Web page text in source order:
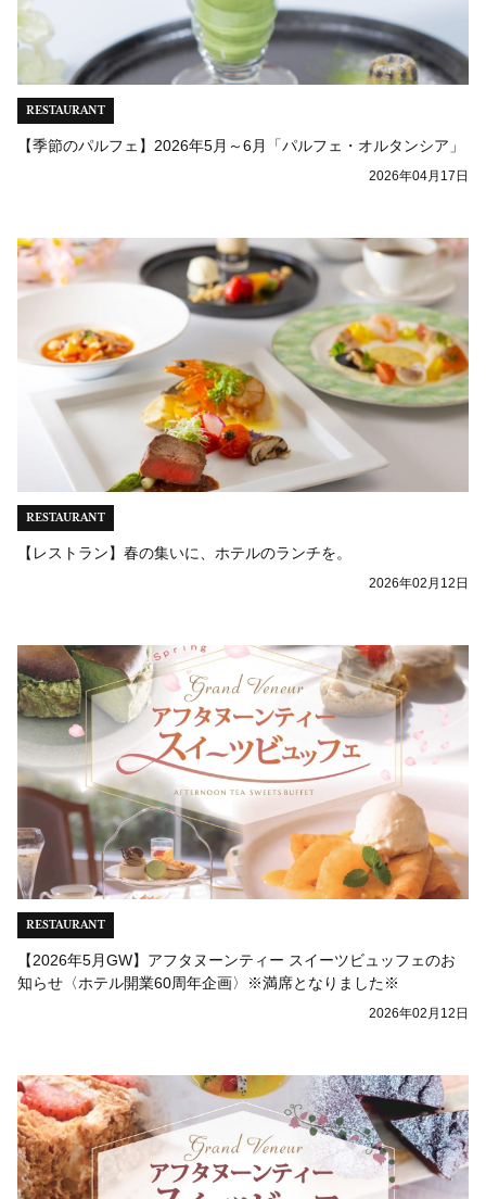
RESTAURANT
【季節のパルフェ】2026年5月～6月「パルフェ・オルタンシア」
2026年04月17日
RESTAURANT
【レストラン】春の集いに、ホテルのランチを。
2026年02月12日
RESTAURANT
【2026年5月GW】アフタヌーンティー スイーツビュッフェのお
知らせ〈ホテル開業60周年企画〉※満席となりました※
2026年02月12日